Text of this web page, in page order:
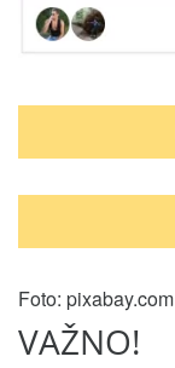
Кретање
Foto: pixabay.com
VAŽNO!